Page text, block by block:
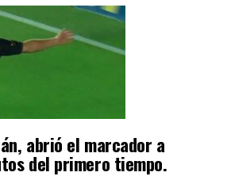
, abrió el marcador a
del primero tiempo.